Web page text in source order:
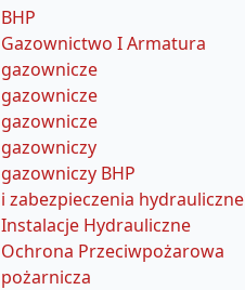
BHP
Gazownictwo I Armatura
gazownicze
gazownicze
gazownicze
gazowniczy
gazowniczy BHP
i zabezpieczenia hydrauliczne
Instalacje Hydrauliczne
Ochrona Przeciwpożarowa
pożarnicza